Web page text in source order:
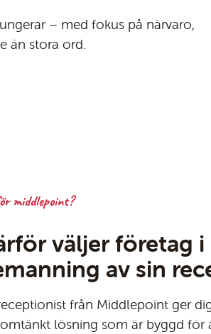
– med fokus på närvaro,
än stora ord.
middlepoint?
väljer företag
av sin
från Middlepoint ger
lösning som är byggd för